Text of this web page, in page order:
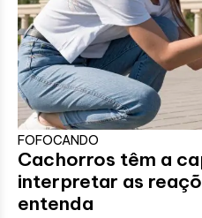
FOFOCANDO
Cachorros têm a
interpretar as
entenda